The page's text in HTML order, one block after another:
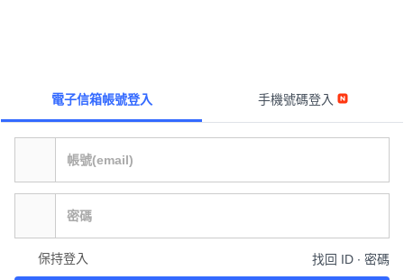
電子信箱帳號登入 手機號碼登入
保持登入 找回 ID ∙ 密碼